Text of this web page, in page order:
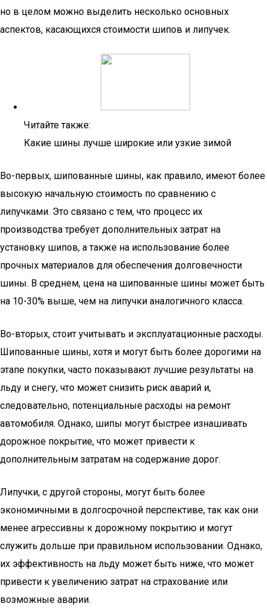
но в целом можно выделить несколько основных
аспектов, касающихся стоимости шипов и липучек.
Читайте также:
Какие шины лучше широкие или узкие зимой
Во-первых, шипованные шины, как правило, имеют более
высокую начальную стоимость по сравнению с
липучками. Это связано с тем, что процесс их
производства требует дополнительных затрат на
установку шипов, а также на использование более
прочных материалов для обеспечения долговечности
шины. В среднем, цена на шипованные шины может быть
на 10-30% выше, чем на липучки аналогичного класса.
Во-вторых, стоит учитывать и эксплуатационные расходы.
Шипованные шины, хотя и могут быть более дорогими на
этапе покупки, часто показывают лучшие результаты на
льду и снегу, что может снизить риск аварий и,
следовательно, потенциальные расходы на ремонт
автомобиля. Однако, шипы могут быстрее изнашивать
дорожное покрытие, что может привести к
дополнительным затратам на содержание дорог.
Липучки, с другой стороны, могут быть более
экономичными в долгосрочной перспективе, так как они
менее агрессивны к дорожному покрытию и могут
служить дольше при правильном использовании. Однако,
их эффективность на льду может быть ниже, что может
привести к увеличению затрат на страхование или
возможные аварии.